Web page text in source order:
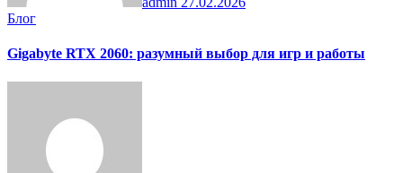
Блог
Gigabyte RTX 2060: разумный выбор для игр и работы